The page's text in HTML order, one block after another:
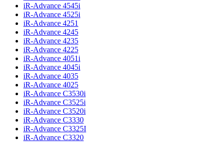
iR-Advance 4545i
iR-Advance 4525i
iR-Advance 4251
iR-Advance 4245
iR-Advance 4235
iR-Advance 4225
iR-Advance 4051i
iR-Advance 4045i
iR-Advance 4035
iR-Advance 4025
iR-Advance C3530i
iR-Advance C3525i
iR-Advance C3520i
iR-Advance C3330
iR-Advance C3325I
iR-Advance C3320